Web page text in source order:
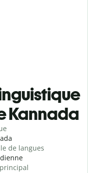
Kannada
de langues